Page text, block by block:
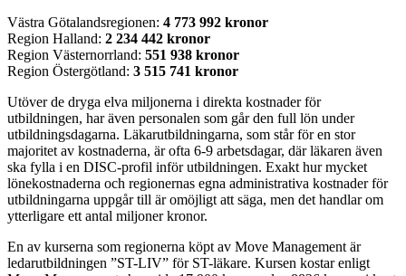
Västra Götalandsregionen: 4 773 992 kronor
Region Halland: 2 234 442 kronor
Region Västernorrland: 551 938 kronor
Region Östergötland: 3 515 741 kronor
Utöver de dryga elva miljonerna i direkta kostnader för
utbildningen, har även personalen som går den full lön under
utbildningsdagarna. Läkarutbildningarna, som står för en stor
majoritet av kostnaderna, är ofta 6-9 arbetsdagar, där läkaren även
ska fylla i en DISC-profil inför utbildningen. Exakt hur mycket
lönekostnaderna och regionernas egna administrativa kostnader för
utbildningarna uppgår till är omöjligt att säga, men det handlar om
ytterligare ett antal miljoner kronor.
En av kurserna som regionerna köpt av Move Management är
ledarutbildningen ”ST-LIV” för ST-läkare. Kursen kostar enligt